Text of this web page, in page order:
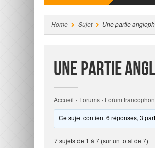
Home Sujet Une partie
Une partie
Accueil › Forums › Forum
Ce sujet contient 6 réponses, 3
7 sujets de 1 à 7 (sur un total de 7)